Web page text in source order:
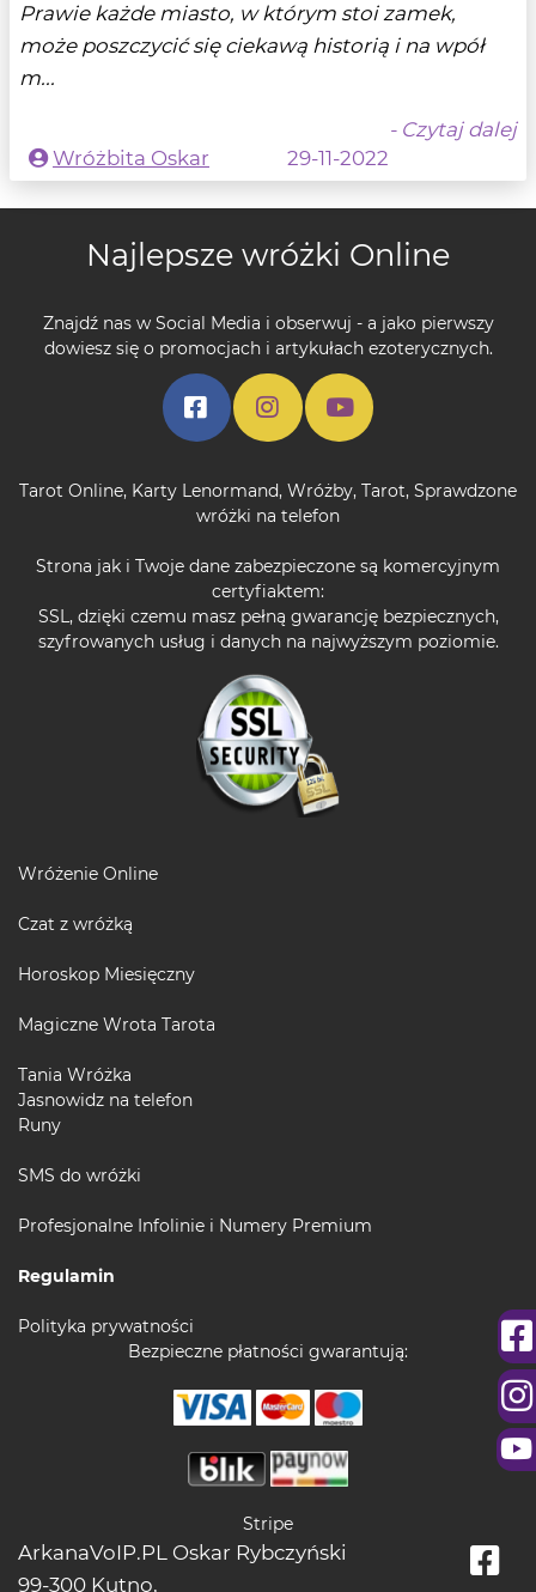
Prawie każde miasto, w którym stoi zamek,
może poszczycić się ciekawą historią i na wpół
m...
- Czytaj dalej
Wróżbita Oskar
29-11-2022
Najlepsze wróżki Online
Znajdź nas w Social Media i obserwuj - a jako pierwszy
dowiesz się o promocjach i artykułach ezoterycznych.
Tarot Online, Karty Lenormand, Wróżby, Tarot, Sprawdzone
wróżki na telefon
Strona jak i Twoje dane zabezpieczone są komercyjnym
certyfiaktem:
SSL, dzięki czemu masz pełną gwarancję bezpiecznych,
szyfrowanych usług i danych na najwyższym poziomie.
Wróżenie Online
Czat z wróżką
Horoskop Miesięczny
Magiczne Wrota Tarota
Tania Wróżka
Jasnowidz na telefon
Runy
SMS do wróżki
Profesjonalne Infolinie i Numery Premium
Regulamin
Polityka prywatności
Bezpieczne płatności gwarantują:
Stripe
ArkanaVoIP.PL Oskar Rybczyński
99-300 Kutno,